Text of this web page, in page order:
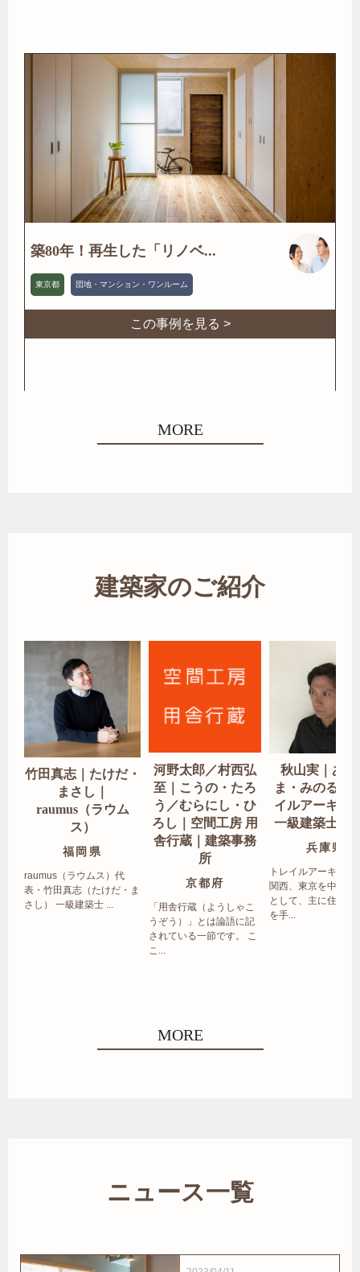
築80年！再生した「リノベ...
東京都 団地・マンション・ワンルーム
この事例を見る >
MORE
建築家のご紹介
竹田真志｜たけだ・
まさし｜
raumus（ラウム
ス）
福岡県
raumus（ラウムス）代
表・竹田真志（たけだ・ま
さし） 一級建築士 ...
河野太郎／村西弘
至｜こうの・たろ
う／むらにし・ひ
ろし｜空間工房 用
舎行蔵｜建築事務
所
京都府
「用舎行蔵（ようしゃこ
うぞう）」とは論語に記
されている一節です。 こ
こ...
秋山実｜あき
ま・みのる｜
イルアーキテ
一級建築士事
兵庫県
トレイルアーキテク
関西、東京を中心エ
として、主に住宅の
を手...
MORE
ニュース一覧